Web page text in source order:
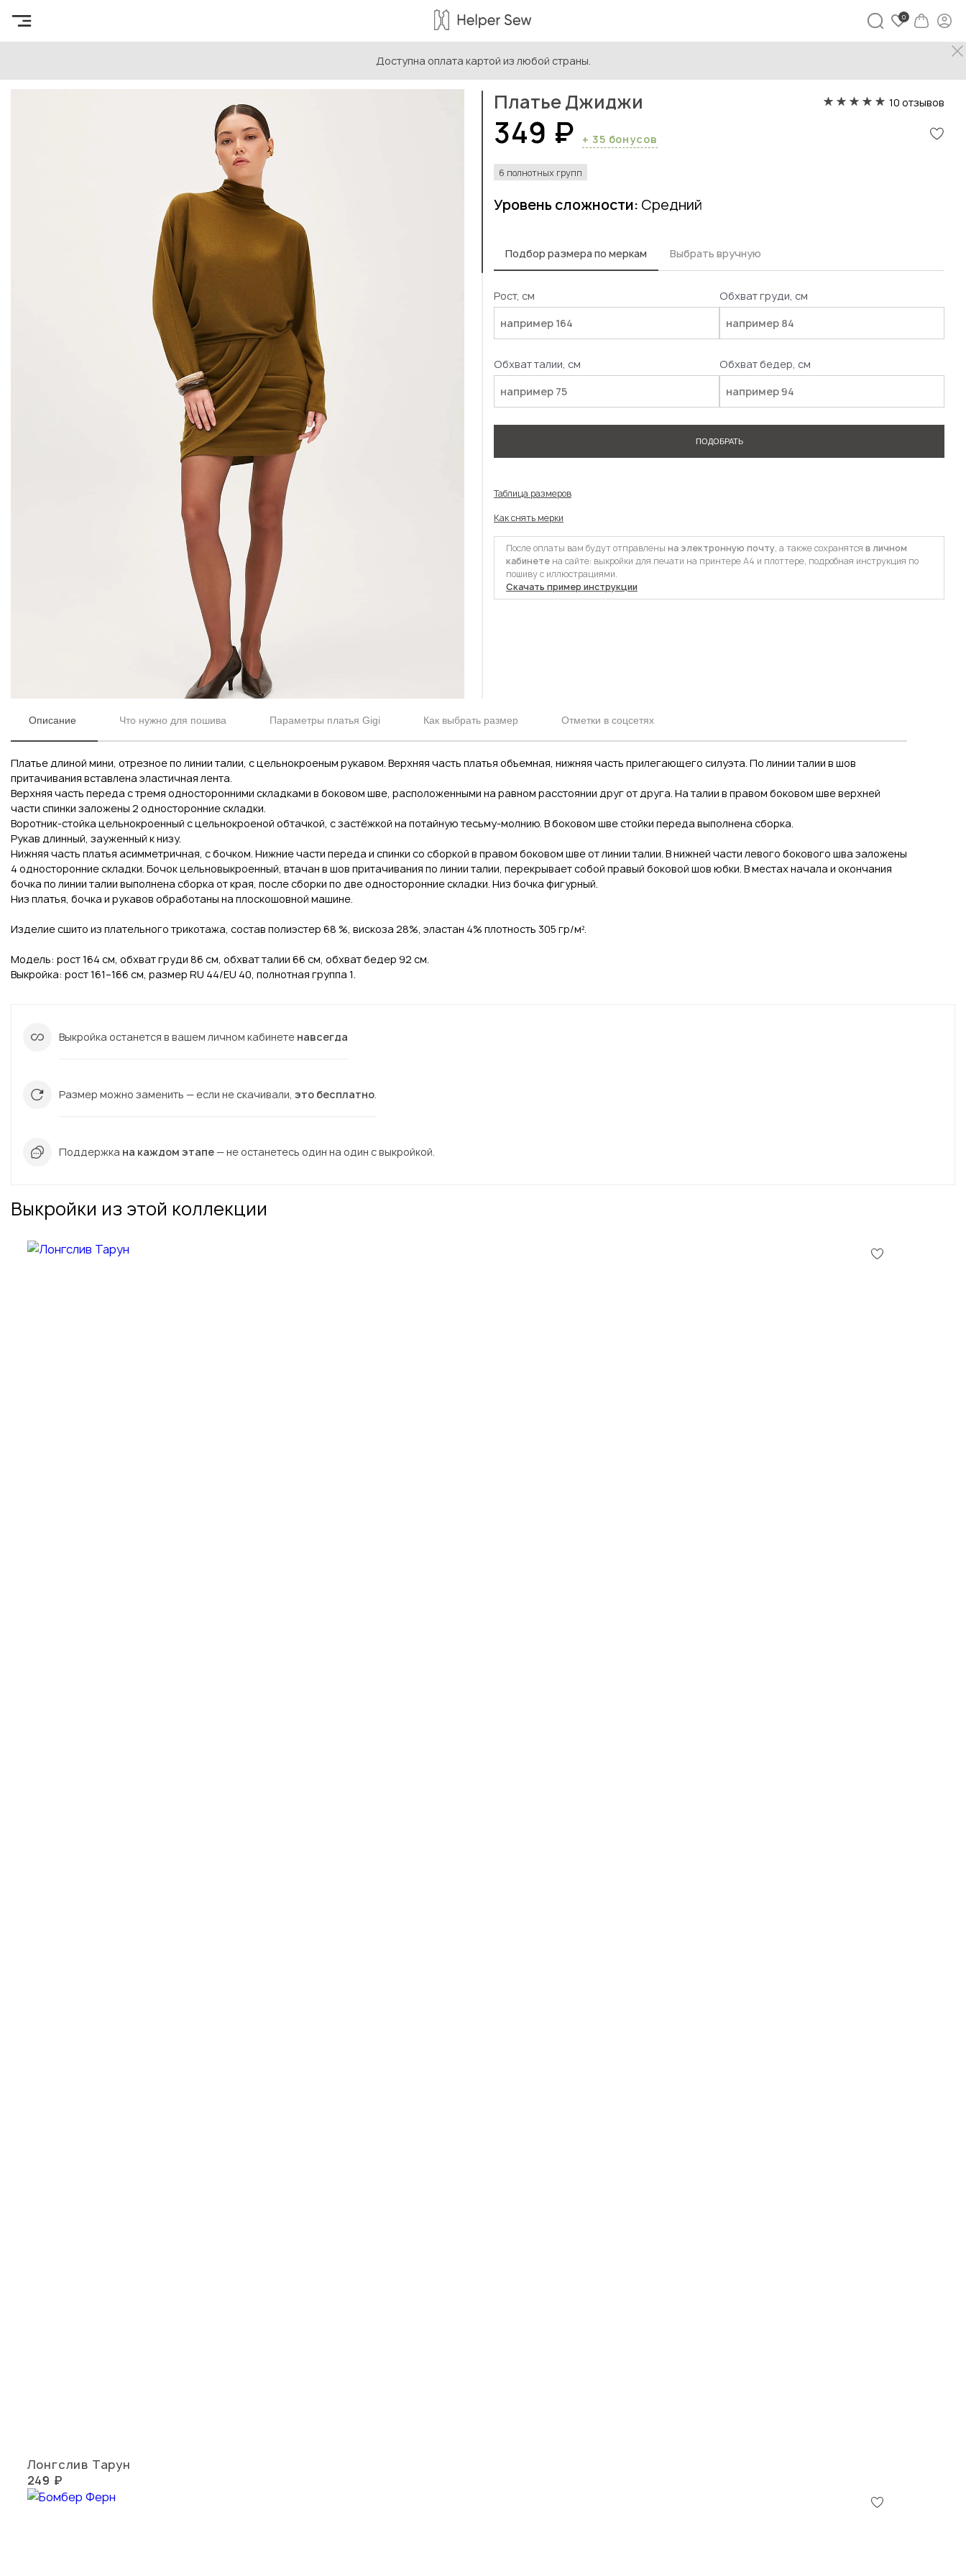
Доступна оплата картой из любой страны.
Выкройки женской одежды / Выкройки платьев и сарафанов
Платье Джиджи 10 отзывов
349 ₽ + 35 бонусов
6 полнотных групп
Уровень сложности: Средний
Подбор размера по меркам Выбрать вручную
Рост, см Обхват груди, см
Обхват талии, см Обхват бедер, см
ПОДОБРАТЬ
Таблица размеров
Как снять мерки
После оплаты вам будут отправлены на электронную почту, а также сохранятся в личном
кабинете на сайте: выкройки для печати на принтере А4 и плоттере, подробная инструкция по
пошиву с иллюстрациями.
Скачать пример инструкции
Описание Что нужно для пошива Параметры платья Gigi Как выбрать размер Отметки в соцсетях
Платье длиной мини, отрезное по линии талии, с цельнокроеным рукавом. Верхняя часть платья объемная, нижняя часть прилегающего силуэта. По линии талии в шов
притачивания вставлена эластичная лента.
Верхняя часть переда с тремя односторонними складками в боковом шве, расположенными на равном расстоянии друг от друга. На талии в правом боковом шве верхней
части спинки заложены 2 односторонние складки.
Воротник-стойка цельнокроенный с цельнокроеной обтачкой, с застёжкой на потайную тесьму-молнию. В боковом шве стойки переда выполнена сборка.
Рукав длинный, зауженный к низу.
Нижняя часть платья асимметричная, с бочком. Нижние части переда и спинки со сборкой в правом боковом шве от линии талии. В нижней части левого бокового шва заложены
4 односторонние складки. Бочок цельновыкроенный, втачан в шов притачивания по линии талии, перекрывает собой правый боковой шов юбки. В местах начала и окончания
бочка по линии талии выполнена сборка от края, после сборки по две односторонние складки. Низ бочка фигурный.
Низ платья, бочка и рукавов обработаны на плоскошовной машине.
Изделие сшито из плательного трикотажа, состав полиэстер 68 %, вискоза 28%, эластан 4% плотность 305 гр/м².
Модель: рост 164 см, обхват груди 86 см, обхват талии 66 см, обхват бедер 92 см.
Выкройка: рост 161–166 см, размер RU 44/EU 40, полнотная группа 1.
Вконтакте Инстаграм
Вконтакте Инстаграм
Выкройка останется в вашем личном кабинете навсегда
Размер можно заменить — если не скачивали, это бесплатно
Поддержка на каждом этапе — не останетесь один на один с выкройкой.
Выкройки из этой коллекции
Лонгслив Тарун
249 ₽